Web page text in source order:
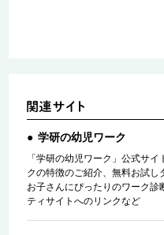
学研の幼児ワーク
「学研の幼児ワーク」公式サ
クの特徴のご紹介、無料お試し
お子さんにぴったりのワーク
ティサイトへのリンクなど